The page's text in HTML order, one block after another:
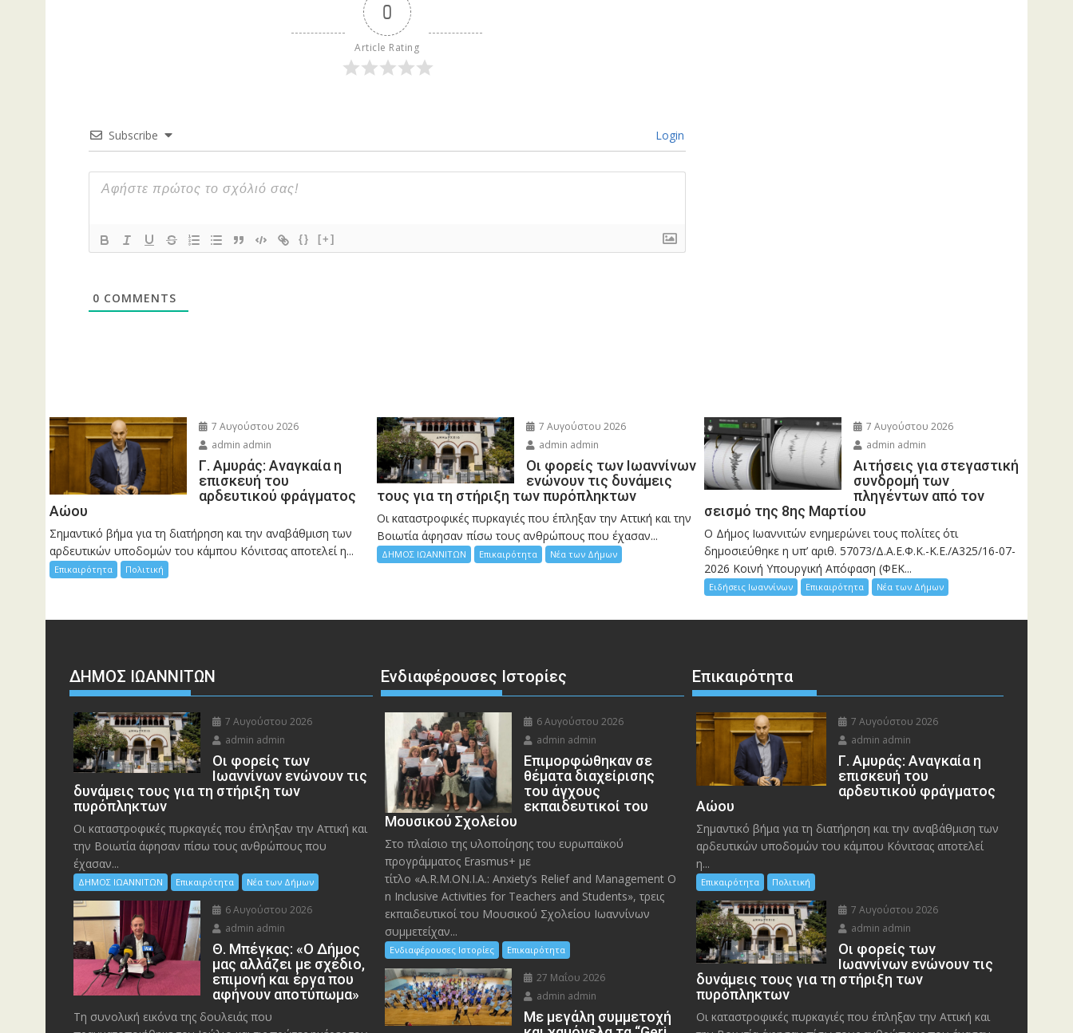
0
Article Rating
Subscribe Login
{} [+]
0 COMMENTS
7 Αυγούστου 2026
admin admin
Γ. Αμυράς: Αναγκαία η
επισκευή του
αρδευτικού φράγματος
Αώου
Σημαντικό βήμα για τη διατήρηση και την αναβάθμιση των
αρδευτικών υποδομών του κάμπου Κόνιτσας αποτελεί η...
Επικαιρότητα Πολιτική
7 Αυγούστου 2026
admin admin
Οι φορείς των Ιωαννίνων
ενώνουν τις δυνάμεις
τους για τη στήριξη των πυρόπληκτων
Οι καταστροφικές πυρκαγιές που έπληξαν την Αττική και την
Bοιωτία άφησαν πίσω τους ανθρώπους που έχασαν...
ΔΗΜΟΣ ΙΩΑΝΝΙΤΩΝ Επικαιρότητα Νέα των Δήμων
7 Αυγούστου 2026
admin admin
Αιτήσεις για στεγαστική
συνδρομή των
πληγέντων από τον
σεισμό της 8ης Μαρτίου
Ο Δήμος Ιωαννιτών ενημερώνει τους πολίτες ότι
δημοσιεύθηκε η υπ’ αριθ. 57073/Δ.Α.Ε.Φ.Κ.-Κ.Ε./Α325/16-07-
2026 Κοινή Υπουργική Απόφαση (ΦΕΚ...
Ειδήσεις Ιωαννίνων Επικαιρότητα Νέα των Δήμων
ΔΗΜΟΣ ΙΩΑΝΝΙΤΩΝ
7 Αυγούστου 2026
admin admin
Οι φορείς των
Ιωαννίνων ενώνουν τις
δυνάμεις τους για τη στήριξη των
πυρόπληκτων
Οι καταστροφικές πυρκαγιές που έπληξαν την Αττική και
την Bοιωτία άφησαν πίσω τους ανθρώπους που
έχασαν...
ΔΗΜΟΣ ΙΩΑΝΝΙΤΩΝ Επικαιρότητα Νέα των Δήμων
6 Αυγούστου 2026
admin admin
Θ. Μπέγκας: «Ο Δήμος
μας αλλάζει με σχέδιο,
επιμονή και έργα που
αφήνουν αποτύπωμα»
Τη συνολική εικόνα της δουλειάς που
Ενδιαφέρουσες Ιστορίες
6 Αυγούστου 2026
admin admin
Eπιμορφώθηκαν σε
θέματα διαχείρισης
του άγχους
εκπαιδευτικοί του
Μουσικού Σχολείου
Στο πλαίσιο της υλοποίησης του ευρωπαϊκού
προγράμματος Erasmus+ με
τίτλο «A.R.M.ON.I.A.: Anxiety’s Relief and Management O
n Inclusive Activities for Teachers and Students», τρεις
εκπαιδευτικοί του Μουσικού Σχολείου Ιωαννίνων
συμμετείχαν...
Ενδιαφέρουσες Ιστορίες Επικαιρότητα
27 Μαΐου 2026
admin admin
Με μεγάλη συμμετοχή
Επικαιρότητα
7 Αυγούστου 2026
admin admin
Γ. Αμυράς: Αναγκαία η
επισκευή του
αρδευτικού φράγματος
Αώου
Σημαντικό βήμα για τη διατήρηση και την αναβάθμιση των
αρδευτικών υποδομών του κάμπου Κόνιτσας αποτελεί
η...
Επικαιρότητα Πολιτική
7 Αυγούστου 2026
admin admin
Οι φορείς των
Ιωαννίνων ενώνουν τις
δυνάμεις τους για τη στήριξη των
πυρόπληκτων
Οι καταστροφικές πυρκαγιές που έπληξαν την Αττική και